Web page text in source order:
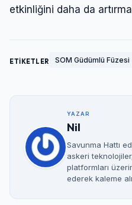
etkinliğini daha da
ETİKETLER SOM Güdümlü Füzesi
YAZAR
Nil
Savunma Hattı
askeri
platformları
ederek kaleme